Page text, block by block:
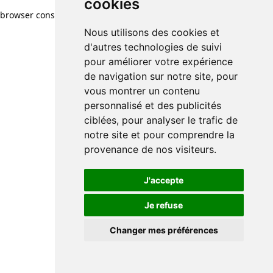
cookies
Nous utilisons des cookies et
d'autres technologies de suivi
pour améliorer votre expérience
de navigation sur notre site, pour
vous montrer un contenu
personnalisé et des publicités
ciblées, pour analyser le trafic de
notre site et pour comprendre la
provenance de nos visiteurs.
J'accepte
Je refuse
Changer mes préférences
browser console for more information)